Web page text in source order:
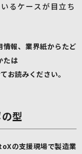
るケースが目立ち
情報、業界紙からたど
たは
お読みください。
型
の支援現場で製造業